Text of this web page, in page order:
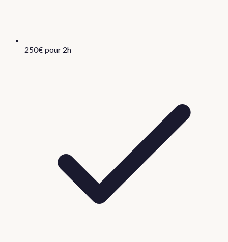
250€ pour 2h